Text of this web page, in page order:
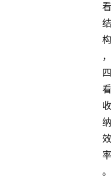
看
结
构
，
四
看
收
纳
效
率
。